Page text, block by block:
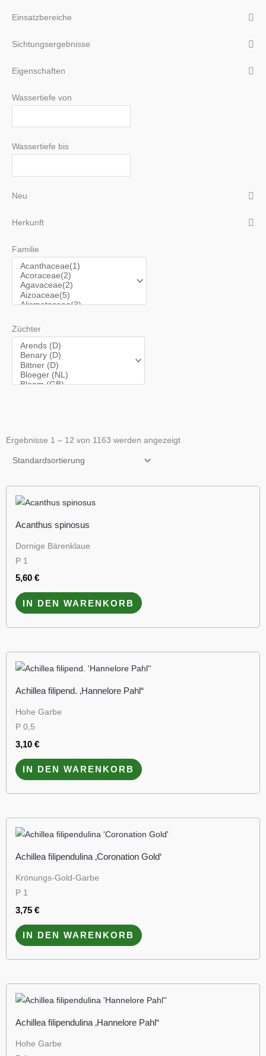
Einsatzbereiche
Sichtungsergebnisse
Eigenschaften
Wassertiefe von
Wassertiefe bis
Neu
Herkunft
Familie
Züchter
Ergebnisse 1 – 12 von 1163 werden angezeigt
Acanthus spinosus
Dornige Bärenklaue
P 1
5,60 €
IN DEN WARENKORB
Achillea filipend. ‚Hannelore Pahl“
Hohe Garbe
P 0,5
3,10 €
IN DEN WARENKORB
Achillea filipendulina ‚Coronation Gold‘
Krönungs-Gold-Garbe
P 1
3,75 €
IN DEN WARENKORB
Achillea filipendulina ‚Hannelore Pahl“
Hohe Garbe